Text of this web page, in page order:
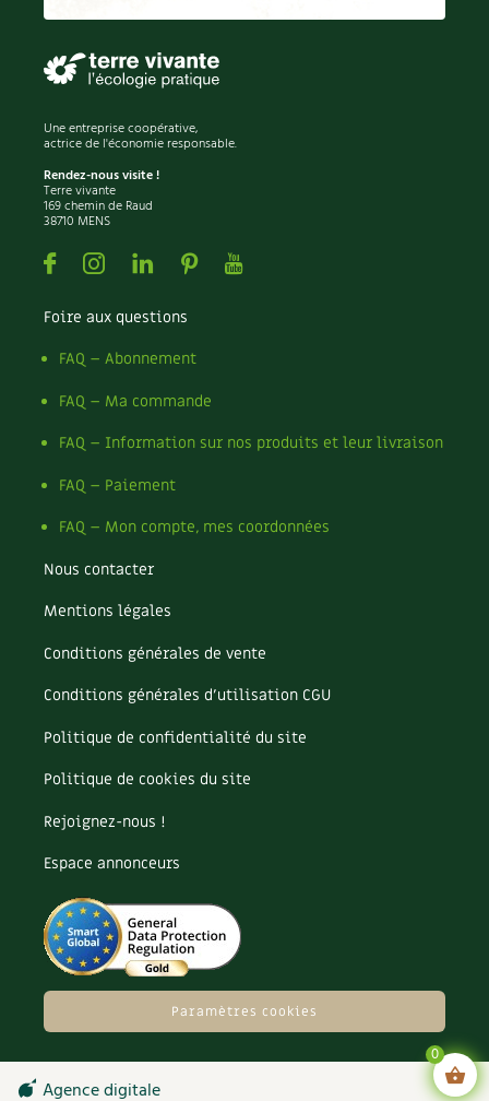
Une entreprise coopérative,
actrice de l'économie responsable.
Rendez-nous visite !
Terre vivante
169 chemin de Raud
38710 MENS
FacebookInstagramLinkedin
PinterestYoutube
Foire aux questions
FAQ – Abonnement
FAQ – Ma commande
FAQ – Information sur nos produits et leur livraison
FAQ – Paiement
FAQ – Mon compte, mes coordonnées
Nous contacter
Mentions légales
Conditions générales de vente
Conditions générales d’utilisation CGU
Politique de confidentialité du site
Politique de cookies du site
Rejoignez-nous !
Espace annonceurs
Paramètres cookies
Agence digitale
0